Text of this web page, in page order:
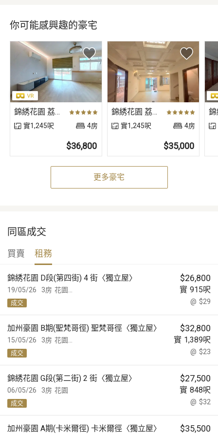
你可能感興趣的豪宅
錦綉花園 荔枝北路 荔枝北路〈獨立屋〉
實1,245呎 4房
$36,800
錦綉花園 荔枝南路 荔枝南路〈獨立屋〉
實1,245呎 4房
$35,000
更多豪宅
同區成交
買賣 租務
19/05/26
錦綉花園 D段(第四街) 4 街〈獨立屋〉 $26,800
花園... 實 915呎
3房
@ $29
成交
15/05/26
加州豪園 B期(聖梵哥徑) 聖梵哥徑〈獨立屋〉 $32,800
花園... 實 1,389呎
3房
@ $23
成交
06/05/26
錦綉花園 G段(第二街) 2 街〈獨立屋〉 $27,500
花園 實 848呎
3房
@ $32
成交
加州豪園 A期(卡米爾徑) 卡米爾徑〈獨立屋〉 $35,500